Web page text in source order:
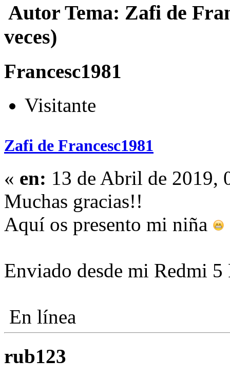
Autor Tema: Zafi de
veces)
Francesc1981
Visitante
Zafi de Francesc1981
« en: 13 de Abril de 2019,
Muchas gracias!!
Aquí os presento mi niña
Enviado desde mi Redmi 5
En línea
rub123